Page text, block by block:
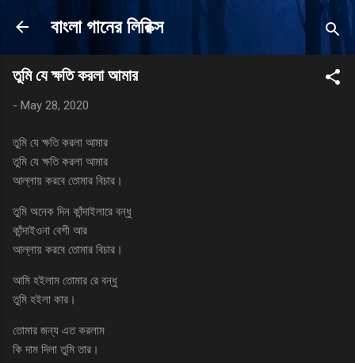
Skip to main content
বাংলা গানের লিরিক্স
তুমি যে ক্ষতি করলা আমার
- May 28, 2020
তুমি যে ক্ষতি করলা আমার
তুমি যে ক্ষতি করলা আমার
আল্লায় করবে তোমার বিচার।
তুমি অনেক দিন কাঁন্দাইলারে বন্ধু
কাঁন্দাইওনা বেশী আর
আল্লায় করবে তোমার বিচার।
আমি হইলাম তোমার রে বন্ধু
তুমি হইলা কার।
তোমার জন্য এত করলাম
কি দাম দিলা তুমি তার।